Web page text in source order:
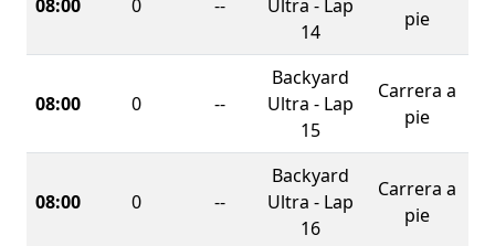
08:00 0 --
Ultra - Lap
14
pie
08:00 0 --
Backyard
Ultra - Lap
15
Carrera a
pie
08:00 0 --
Backyard
Ultra - Lap
16
Carrera a
pie